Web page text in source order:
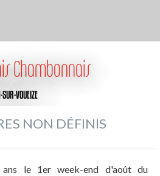
Chambonnais
VOUEIZE
NON DÉFINIS
le 1er week-end d'août du